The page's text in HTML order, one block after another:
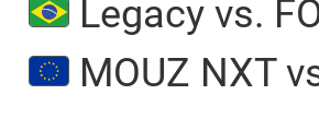
Legacy vs.
MOUZ NXT